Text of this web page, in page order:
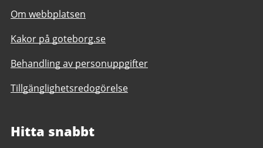
Om webbplatsen
Kakor på goteborg.se
Behandling av personuppgifter
Tillgänglighetsredogörelse
Hitta snabbt